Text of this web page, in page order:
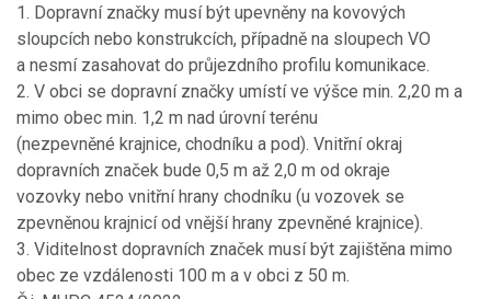
1. Dopravní značky musí být upevněny na kovových
sloupcích nebo konstrukcích, případně na sloupech VO
a nesmí zasahovat do průjezdního profilu komunikace.
2. V obci se dopravní značky umístí ve výšce min. 2,20 m a
mimo obec min. 1,2 m nad úrovní terénu
(nezpevněné krajnice, chodníku a pod). Vnitřní okraj
dopravních značek bude 0,5 m až 2,0 m od okraje
vozovky nebo vnitřní hrany chodníku (u vozovek se
zpevněnou krajnicí od vnější hrany zpevněné krajnice).
3. Viditelnost dopravních značek musí být zajištěna mimo
obec ze vzdálenosti 100 m a v obci z 50 m.